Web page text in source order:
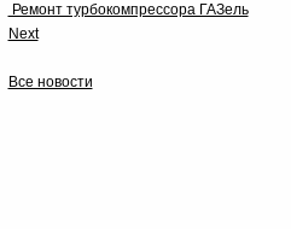
Ремонт турбокомпрессора ГАЗель
Next
Все новости